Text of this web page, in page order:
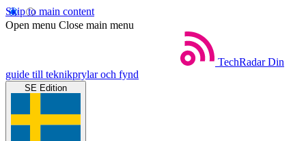
Skip to main content
Open menu Close main menu
TechRadar Din
guide till teknikprylar och fynd
SE Edition